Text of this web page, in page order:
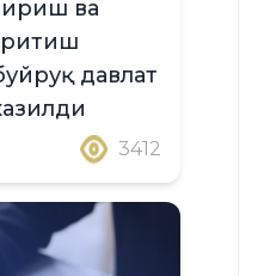
ва
давлат
3412